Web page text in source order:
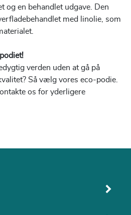
og en behandlet udgave. Den
med linolie, som
verden uden at gå på
Så vælg vores eco-podie.
os for yderligere